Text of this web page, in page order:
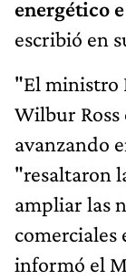
energético
escribió en
"El ministro
Wilbur
avanzando
"resaltaron
ampliar las
comerciales
informó el